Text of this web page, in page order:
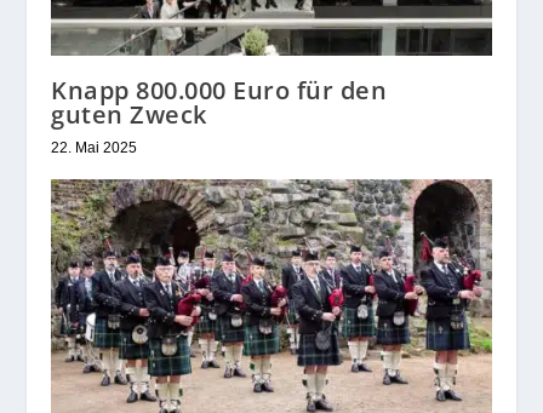
Knapp 800.000 Euro für den
guten Zweck
22. Mai 2025